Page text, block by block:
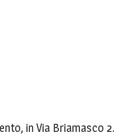
in Via Briamasco 2.